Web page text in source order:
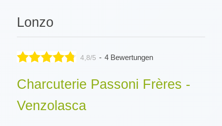
Lonzo
4,8/5 - 4 Bewertungen
Charcuterie Passoni Frères -
Venzolasca